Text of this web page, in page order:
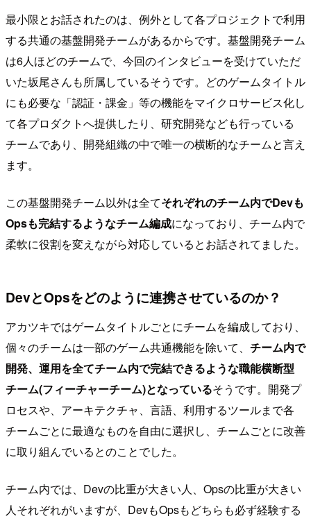
最小限とお話されたのは、例外として各プロジェクトで利用
する共通の基盤開発チームがあるからです。基盤開発チーム
は6人ほどのチームで、今回のインタビューを受けていただ
いた坂尾さんも所属しているそうです。どのゲームタイトル
にも必要な「認証・課金」等の機能をマイクロサービス化し
て各プロダクトへ提供したり、研究開発なども行っている
チームであり、開発組織の中で唯一の横断的なチームと言え
ます。
この基盤開発チーム以外は全てそれぞれのチーム内でDevも
Opsも完結するようなチーム編成になっており、チーム内で
柔軟に役割を変えながら対応しているとお話されてました。
DevとOpsをどのように連携させているのか？
アカツキではゲームタイトルごとにチームを編成しており、
個々のチームは一部のゲーム共通機能を除いて、 チーム内で
開発、運用を全てチーム内で完結できるような職能横断型
チーム(フィーチャーチーム)となっているそうです。開発プ
ロセスや、アーキテクチャ、言語、利用するツールまで各
チームごとに最適なものを自由に選択し、チームごとに改善
に取り組んでいるとのことでした。
チーム内では、Devの比重が大きい人、Opsの比重が大きい
人それぞれがいますが、DevもOpsもどちらも必ず経験する